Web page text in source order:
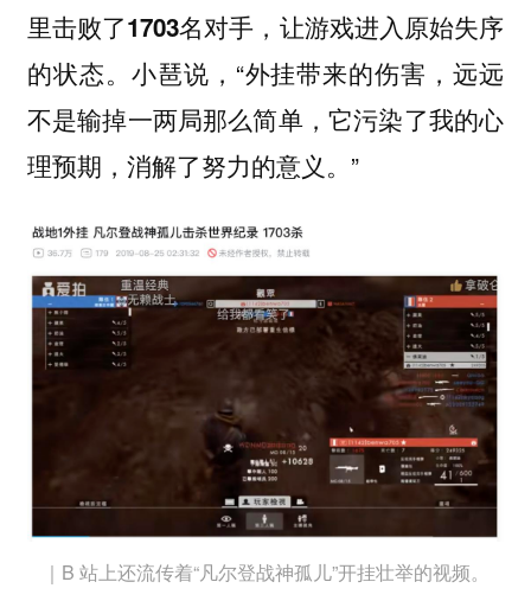
里击败了1703名对手，让游戏进入原始失序
的状态。小琶说，“外挂带来的伤害，远远
不是输掉一两局那么简单，它污染了我的心
理预期，消解了努力的意义。”
｜B 站上还流传着“凡尔登战神孤儿”开挂壮举的视频。